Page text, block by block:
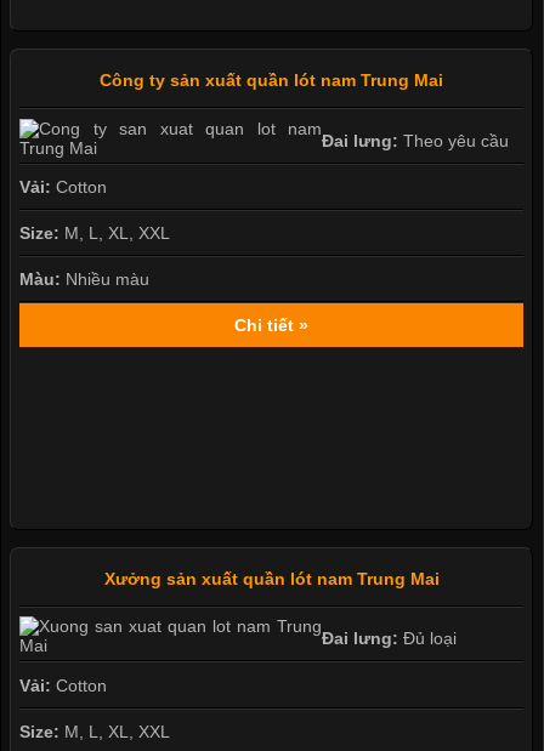
Công ty sản xuất quần lót nam Trung Mai
Đai lưng: Theo yêu cầu
Vải: Cotton
Size: M, L, XL, XXL
Màu: Nhiều màu
Chi tiết »
Xưởng sản xuất quần lót nam Trung Mai
Đai lưng: Đủ loại
Vải: Cotton
Size: M, L, XL, XXL